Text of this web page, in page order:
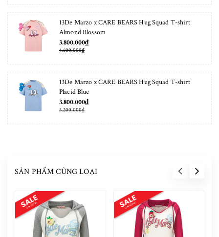
13De Marzo x CARE BEARS Hug Squad T-shirt
Almond Blossom
3.800.000₫
4.600.000₫
13De Marzo x CARE BEARS Hug Squad T-shirt
Placid Blue
3.800.000₫
5.200.000₫
SẢN PHẨM CÙNG LOẠI